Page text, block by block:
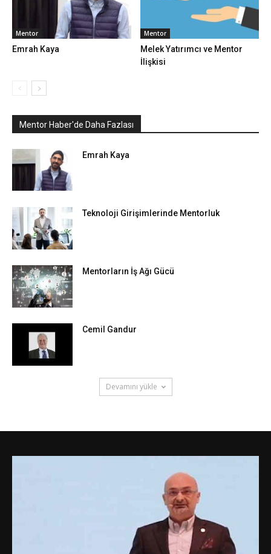
Mentor
Emrah Kaya
Mentor
Melek Yatırımcı ve Mentor
İlişkisi
Mentor Haber'de Daha Fazlası
Emrah Kaya
Teknoloji Girişimlerinde Mentorluk
Mentorların İş Ağı Gücü
Cemil Gandur
Devamını yükle